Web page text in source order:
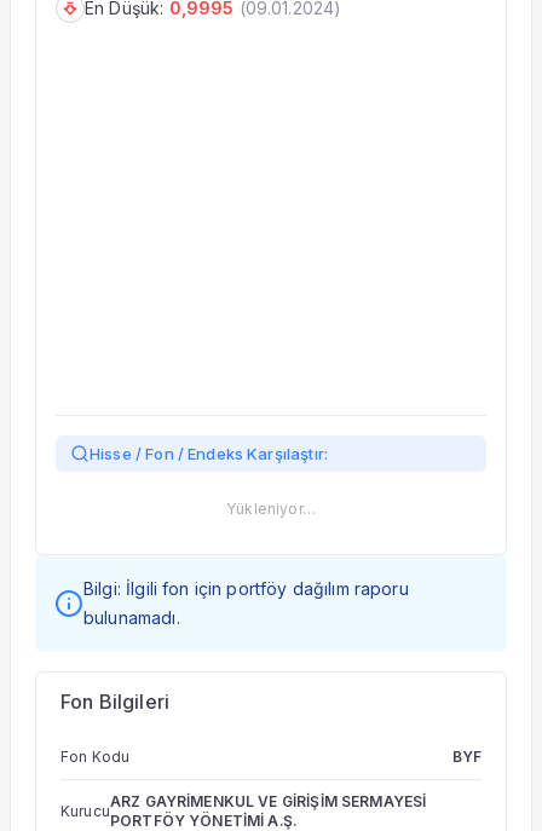
Taşınan Fonlar
En Düşük: 0,9995 (09.01.2024)
Hisse / Fon / Endeks Karşılaştır:
Yükleniyor…
Bilgi: İlgili fon için portföy dağılım raporu
bulunamadı.
Fon Bilgileri
Fon Kodu BYF
Kurucu
ARZ GAYRİMENKUL VE GİRİŞİM SERMAYESİ
PORTFÖY YÖNETİMİ A.Ş.